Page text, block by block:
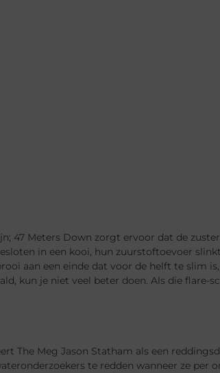
47 Meters Down zorgt ervoor dat de
in een kooi, hun zuurstoftoevoer
aan een einde dat voor de helft te slim
kun je niet veel beter doen. Als die flare-
The Meg Jason Statham als een
te redden wanneer ze per